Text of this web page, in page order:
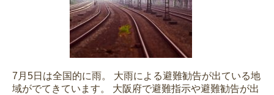
7月5日は全国的に雨。 大雨による避難勧告が出ている地
域がでてきています。 大阪府で避難指示や避難勧告が出